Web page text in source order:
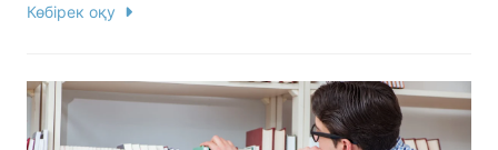
Көбірек оқу